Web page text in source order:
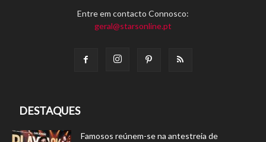
Entre em contacto Connosco:
geral@starsonline.pt
DESTAQUES
Famosos reúnem-se na antestreia de